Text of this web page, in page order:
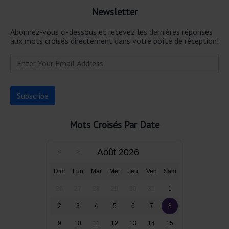
Newsletter
Abonnez-vous ci-dessous et recevez les dernières réponses
aux mots croisés directement dans votre boîte de réception!
Mots Croisés Par Date
Août 2026
Dim Lun Mar Mer Jeu Ven Sam
1
2 3 4 5 6 7 8
9 10 11 12 13 14 15